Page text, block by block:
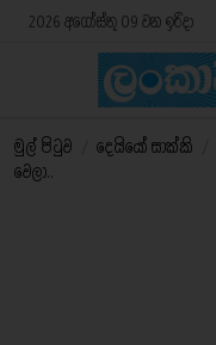
2026 අගෝස්තු 09 වන ඉරිදා
මුල් පිටුව දෙයියෝ සාක්කි
වෙලා..